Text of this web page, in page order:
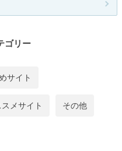
ゴリー
サイト
メサイト その他